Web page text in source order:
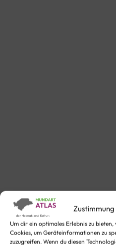
Um dir ein optimales Erlebnis zu
Cookies, um Geräteinformationen zu
zuzugreifen. Wenn du diesen